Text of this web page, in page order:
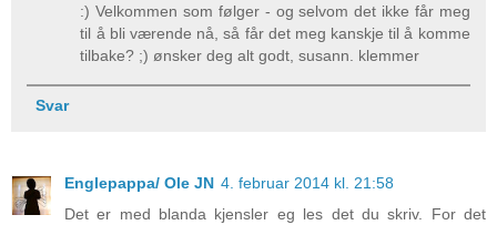
:) Velkommen som følger - og selvom det ikke får meg
til å bli værende nå, så får det meg kanskje til å komme
tilbake? ;) ønsker deg alt godt, susann. klemmer
Svar
Englepappa/ Ole JN 4. februar 2014 kl. 21:58
Det er med blanda kjensler eg les det du skriv. For det